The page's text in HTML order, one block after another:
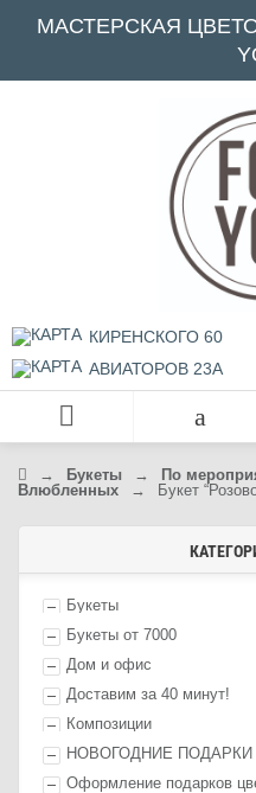
МАСТЕРСКАЯ
КИРЕНСКОГО 60
АВИАТОРОВ 23А
→ Букеты → По
Влюбленных
→ Букет
Букеты
Букеты от 7000
Дом и офис
Доставим за 40 минут!
Композиции
НОВОГОДНИЕ ПОДАРКИ
Оформление подарков